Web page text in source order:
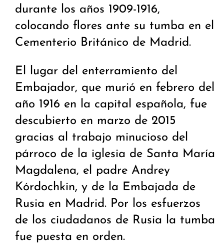
durante los años 1909-1916,
colocando flores ante su tumba en el
Cementerio Británico de Madrid.
El lugar del enterramiento del
Embajador, que murió en febrero del
año 1916 en la capital española, fue
descubierto en marzo de 2015
gracias al trabajo minucioso del
párroco de la iglesia de Santa María
Magdalena, el padre Andrey
Kórdochkin, y de la Embajada de
Rusia en Madrid. Por los esfuerzos
de los ciudadanos de Rusia la tumba
fue puesta en orden.